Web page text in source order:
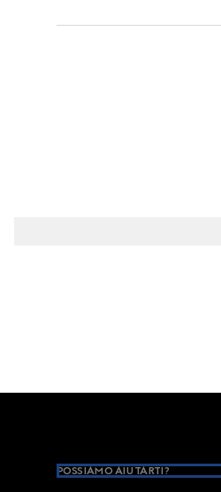
POSSIAMO AIUTARTI?